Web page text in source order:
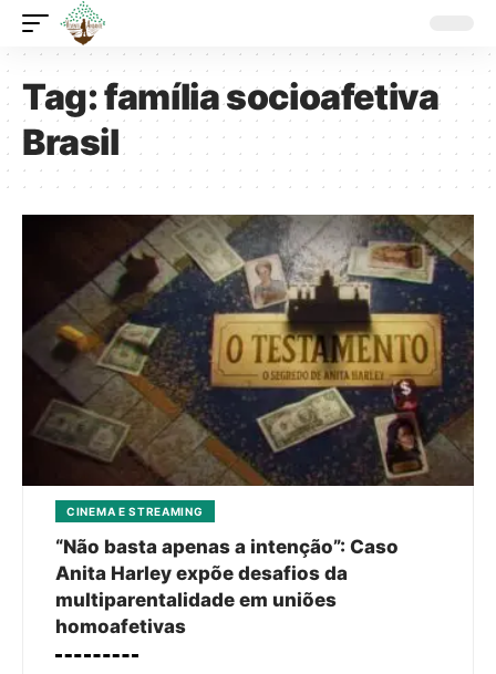
Tag:família socioafetiva
Brasil
CINEMA E STREAMING
“Não basta apenas a intenção”: Caso
Anita Harley expõe desafios da
multiparentalidade em uniões
homoafetivas